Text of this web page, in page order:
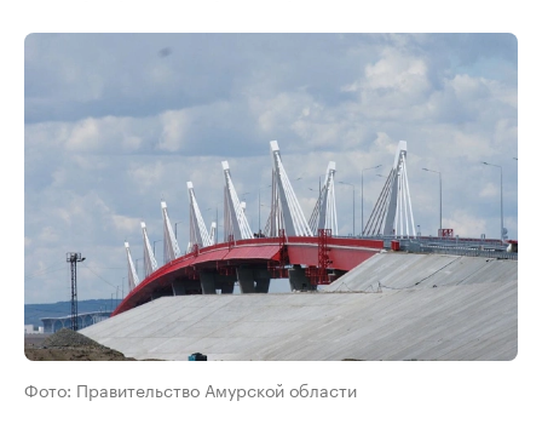
Фото: Правительство Амурской области